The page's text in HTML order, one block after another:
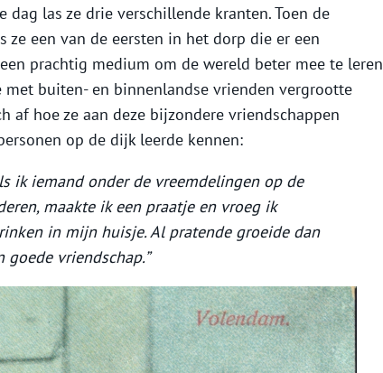
dag las ze drie verschillende kranten. Toen de
ze een van de eersten in het dorp die er een
prachtig medium om de wereld beter mee te leren
met buiten- en binnenlandse vrienden vergrootte
af hoe ze aan deze bijzondere vriendschappen
op de dijk leerde kennen:
ik iemand onder de vreemdelingen op de
maakte ik een praatje en vroeg ik
in mijn huisje. Al pratende groeide dan
goede vriendschap.”